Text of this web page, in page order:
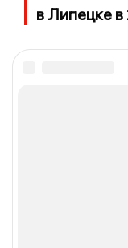
в Липецке